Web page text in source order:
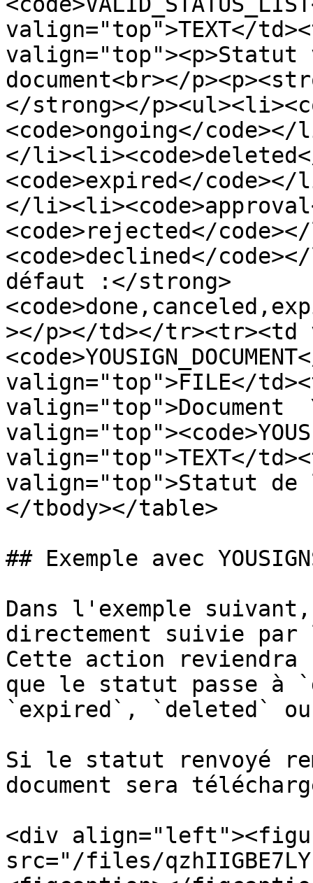
valign="top">TEXT</
document<br></
</strong></
<code>ongoing</
</
<code>expired</
</
<code>rejected</
<code>declined</
défaut :</strong>
></p></td></tr><tr><td
valign="top">FILE</
valign="top">Document
valign="top">TEXT</
valign="top">Statut de
</tbody></table>
## Exemple avec
Dans l'exemple suivant,
directement suivie par
Cette action reviendra
que le statut passe à
`expired`, `deleted`
Si le statut renvoyé
document sera
<div
src="/files/